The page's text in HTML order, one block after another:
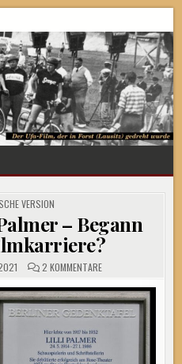
VERSION
– Begann
2 KOMMENTAREZU
FORST
UND
LILLI
PALMER
–
FILMKARRIERE?